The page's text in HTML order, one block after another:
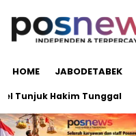
HOME JABODETABEK
Hakim Tunggal